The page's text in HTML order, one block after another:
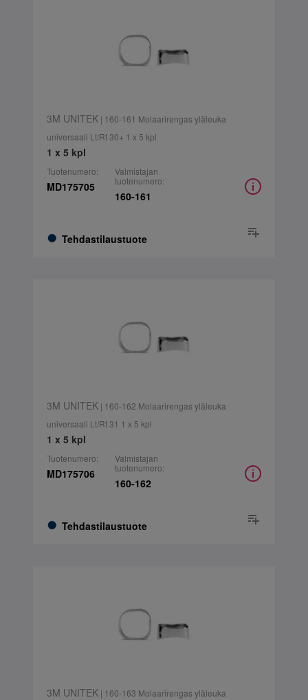
3M UNITEK| 160-161 Molaarirengas yläleuka
universaali Lt/Rt 30+ 1 x 5 kpl
1 x 5 kpl
Tuotenumero:
MD175705
Tehdastilaustuote
Valmistajan
tuotenumero:
160-161
3M UNITEK| 160-162 Molaarirengas yläleuka
universaali Lt/Rt 31 1 x 5 kpl
1 x 5 kpl
Tuotenumero:
MD175706
Tehdastilaustuote
Valmistajan
tuotenumero:
160-162
3M UNITEK| 160-163 Molaarirengas yläleuka